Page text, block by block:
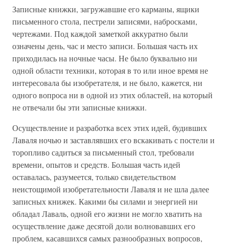
Записные книжки, загружавшие его карманы, ящики
письменного стола, пестрели записями, набросками,
чертежами. Под каждой заметкой аккуратно были
означены день, час и место записи. Большая часть их
приходилась на ночные часы. Не было буквально ни
одной области техники, которая в то или иное время не
интересовала бы изобретателя, и не было, кажется, ни
одного вопроса ни в одной из этих областей, на который
не отвечали бы эти записные книжки.
Осуществление и разработка всех этих идей, будивших
Лаваля ночью и заставлявших его вскакивать с постели и
торопливо садиться за письменный стол, требовали
времени, опытов и средств. Большая часть идей
оставалась, разумеется, только свидетельством
неистощимой изобретательности Лаваля и не шла далее
записных книжек. Какими бы силами и энергией ни
обладал Лаваль, одной его жизни не могло хватить на
осуществление даже десятой доли волновавших его
проблем, касавшихся самых разнообразных вопросов,